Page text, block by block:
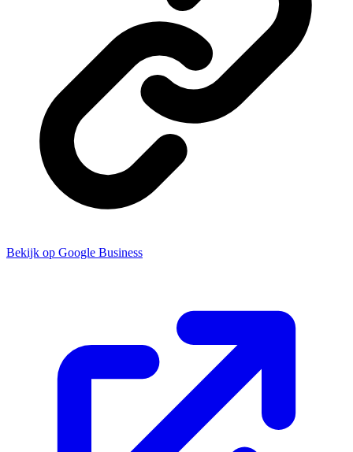
Bekijk op Google Business